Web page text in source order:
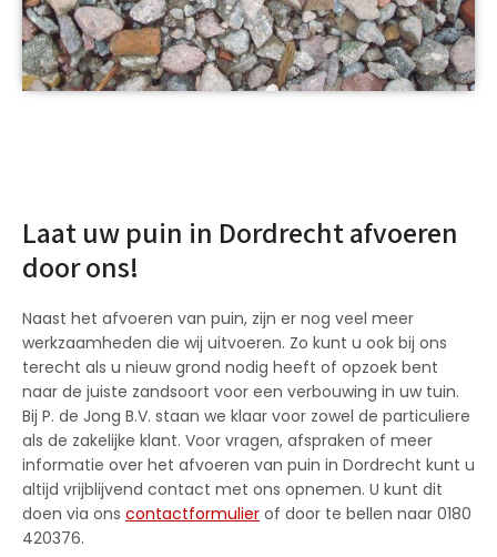
Laat uw puin in Dordrecht afvoeren
door ons!
Naast het afvoeren van puin, zijn er nog veel meer
werkzaamheden die wij uitvoeren. Zo kunt u ook bij ons
terecht als u nieuw grond nodig heeft of opzoek bent
naar de juiste zandsoort voor een verbouwing in uw tuin.
Bij P. de Jong B.V. staan we klaar voor zowel de particuliere
als de zakelijke klant. Voor vragen, afspraken of meer
informatie over het afvoeren van puin in Dordrecht kunt u
altijd vrijblijvend contact met ons opnemen. U kunt dit
doen via ons contactformulier of door te bellen naar 0180
420376.